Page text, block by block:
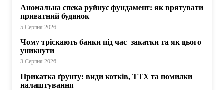
Аномальна спека руйнує фундамент: як врятувати
приватний будинок
5 Серпня 2026
Чому тріскають банки під час закатки та як цього
уникнути
3 Серпня 2026
Прикатка ґрунту: види котків, ТТХ та помилки
налаштування